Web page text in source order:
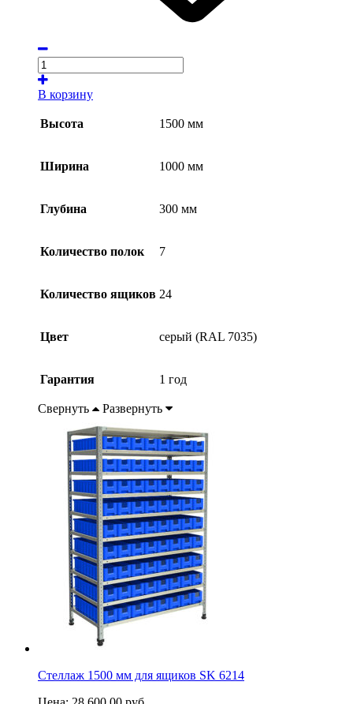
В корзину
Высота 1500 мм
Ширина 1000 мм
Глубина 300 мм
Количество полок 7
Количество ящиков 24
Цвет серый (RAL 7035)
Гарантия 1 год
Свернуть Развернуть
Стеллаж 1500 мм для ящиков SK 6214